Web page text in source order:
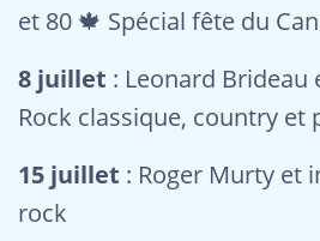
et 80 🍁 Spécial fête du
8 juillet : Leonard
Rock classique, country et
15 juillet : Roger Murty et
rock